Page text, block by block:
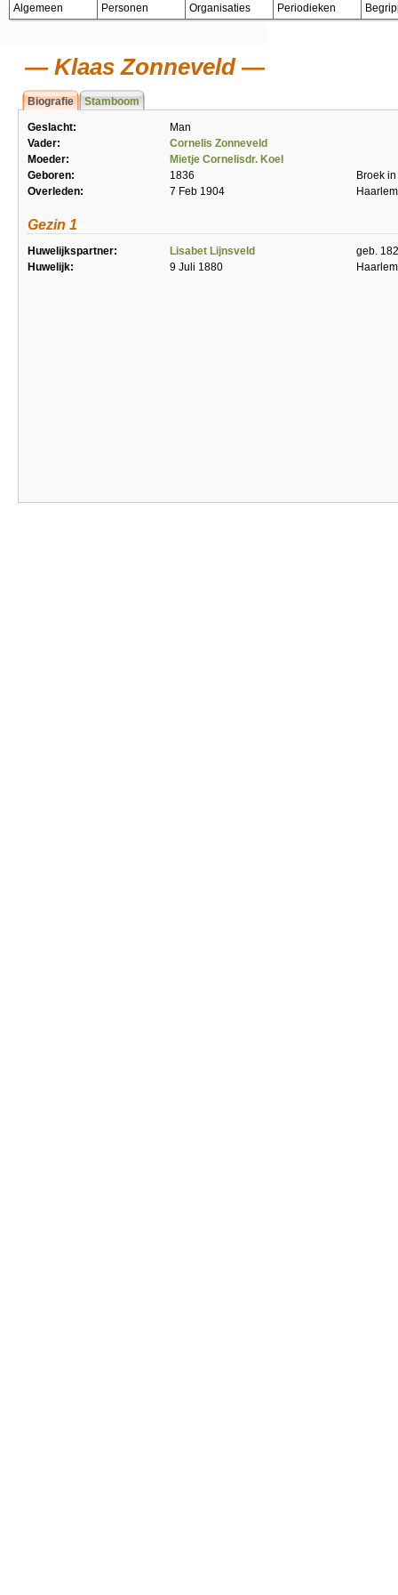
Algemeen Personen Organisaties Periodieken
Klaas Zonneveld
Biografie Stamboom
Geslacht:
Man
Vader:
Cornelis Zonneveld
Moeder:
Mietje Cornelisdr. Koel
Geboren:
1836
Broek
Overleden:
7 Feb 1904
Gezin 1
Huwelijkspartner: Lisabet Lijnsveld
geb.
Huwelijk:
9 Juli 1880